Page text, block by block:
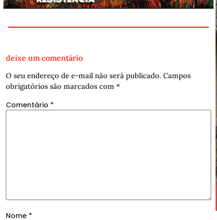
deixe um comentário
O seu endereço de e-mail não será publicado. Campos
obrigatórios são marcados com *
Comentário *
Nome *